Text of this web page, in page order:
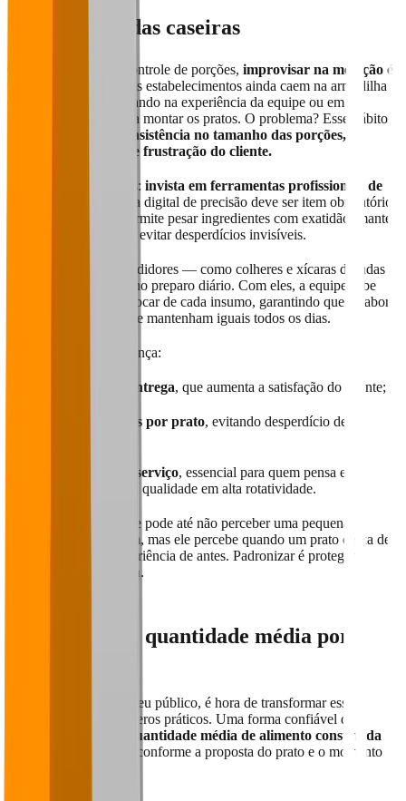
2. Evite medidas caseiras
Quando o assunto é controle de porções, improvisar na medição é
. Muitos estabelecimentos ainda caem na armadilha
do “olhômetro”, confiando na experiência da equipe ou em
referências visuais para montar os pratos. O problema? Esse hábito
inconsistência no tamanho das porções,
variações nos custos e frustração do cliente.
📏 A solução é simples: invista em ferramentas profissionais de
. Uma balança digital de precisão deve ser item obrigatório
na sua cozinha. Ela permite pesar ingredientes com exatidão, manter
o padrão das receitas e evitar desperdícios invisíveis.
Além disso, kits de medidores — como colheres e xícaras dosadas
— são ótimos aliados no preparo diário. Com eles, a equipe sabe
exatamente quanto colocar de cada insumo, garantindo que o sabor
e o tamanho do prato se mantenham iguais todos os dias.
✅ Com isso, você alcança:
Consistência na entrega, que aumenta a satisfação do cliente;
Controle de custos por prato, evitando desperdício de
Padronização do serviço, essencial para quem pensa em
escalar ou manter a qualidade em alta rotatividade.
🧠 Lembre-se: o cliente pode até não perceber uma pequena
diferença de gramagem, mas ele percebe quando um prato deixa de
entregar a mesma experiência de antes. Padronizar é proteger a
reputação da sua marca.
3. Considere a quantidade média por
Depois de entender o seu público, é hora de transformar esse
conhecimento em números práticos. Uma forma confiável de
quantidade média de alimento consumida
, ajustando conforme a proposta do prato e o momento